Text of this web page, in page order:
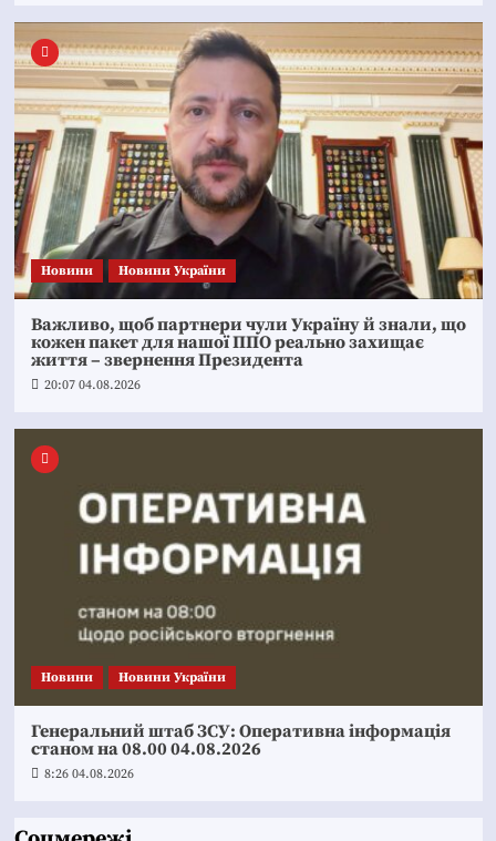
Новини Новини України
Важливо, щоб партнери чули Україну й знали, що
кожен пакет для нашої ППО реально захищає
життя – звернення Президента
20:07 04.08.2026
Новини Новини України
Генеральний штаб ЗСУ: Оперативна інформація
станом на 08.00 04.08.2026
8:26 04.08.2026